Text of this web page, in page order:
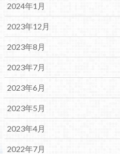
2024年1月
2023年12月
2023年8月
2023年7月
2023年6月
2023年5月
2023年4月
2022年7月